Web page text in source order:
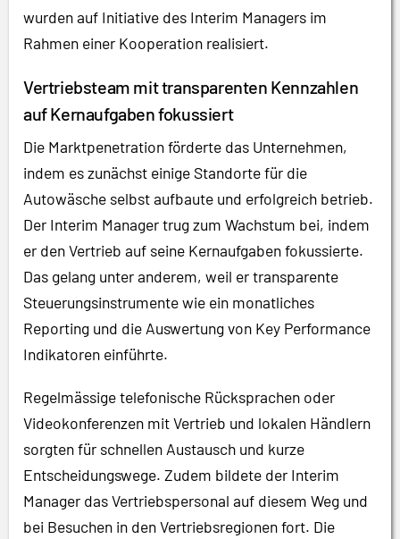
wurden auf Initiative des Interim Managers im
Rahmen einer Kooperation realisiert.
Vertriebsteam mit transparenten Kennzahlen
auf Kernaufgaben fokussiert
Die Marktpenetration förderte das Unternehmen,
indem es zunächst einige Standorte für die
Autowäsche selbst aufbaute und erfolgreich betrieb.
Der Interim Manager trug zum Wachstum bei, indem
er den Vertrieb auf seine Kernaufgaben fokussierte.
Das gelang unter anderem, weil er transparente
Steuerungsinstrumente wie ein monatliches
Reporting und die Auswertung von Key Performance
Indikatoren einführte.
Regelmässige telefonische Rücksprachen oder
Videokonferenzen mit Vertrieb und lokalen Händlern
sorgten für schnellen Austausch und kurze
Entscheidungswege. Zudem bildete der Interim
Manager das Vertriebspersonal auf diesem Weg und
bei Besuchen in den Vertriebsregionen fort. Die